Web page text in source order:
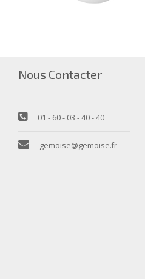
Nous Contacter
01 - 60 - 03 - 40 - 40
gemoise@gemoise.fr